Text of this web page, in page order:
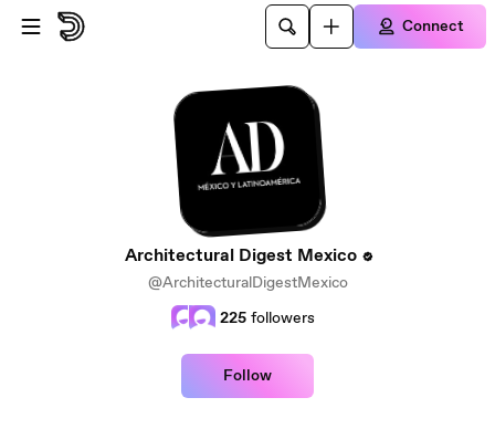
Skip to main content
Connect
Architectural Digest Mexico
@ArchitecturalDigestMexico
225 followers
Follow